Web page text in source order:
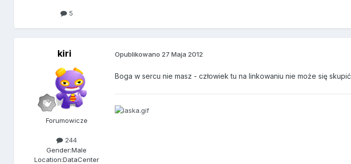
5
kiri
Forumowicze
244
Gender:Male
Location:DataCenter
Opublikowano 27 Maja 2012
Boga w sercu nie masz - człowiek tu na linkowaniu nie może się skupić